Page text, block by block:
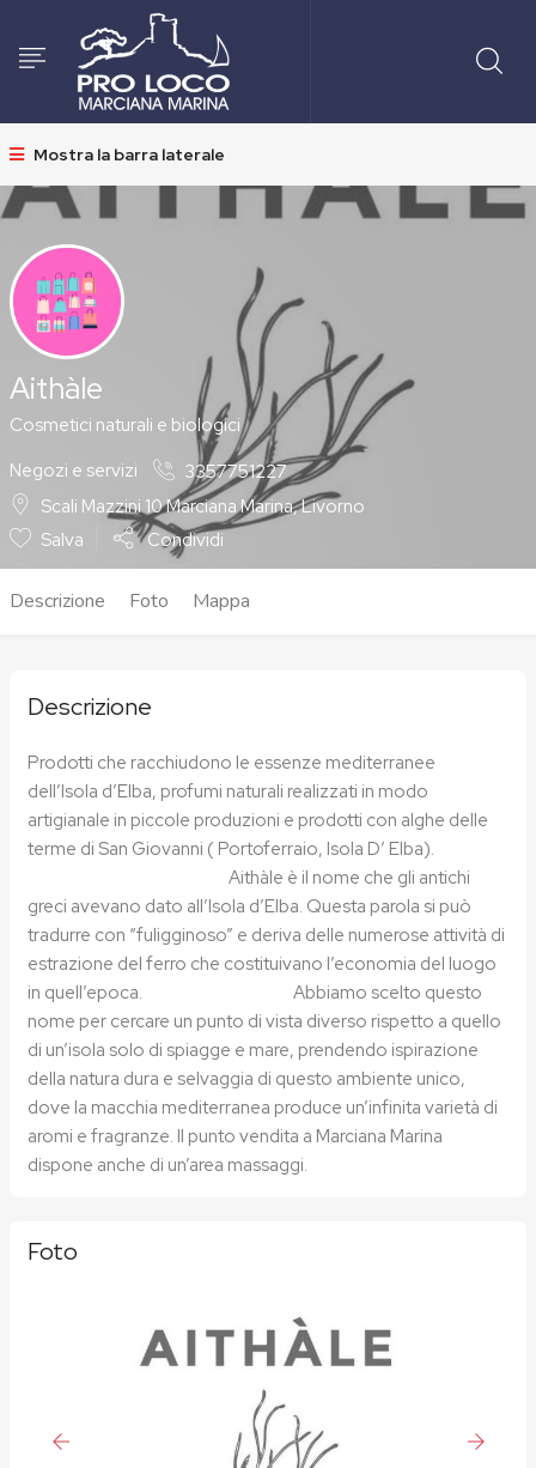
Mostra la barra laterale
Aithàle
Cosmetici naturali e biologici
Negozi e servizi
3357751227
Scali Mazzini 10 Marciana Marina, Livorno
Salva
Condividi
Descrizione Foto Mappa
Descrizione
Prodotti che racchiudono le essenze mediterranee
dell’Isola d’Elba, profumi naturali realizzati in modo
artigianale in piccole produzioni e prodotti con alghe delle
terme di San Giovanni ( Portoferraio, Isola D’ Elba).
Aithàle è il nome che gli antichi
greci avevano dato all’Isola d’Elba. Questa parola si può
tradurre con “fuligginoso” e deriva delle numerose attività di
estrazione del ferro che costituivano l’economia del luogo
in quell’epoca. Abbiamo scelto questo
nome per cercare un punto di vista diverso rispetto a quello
di un’isola solo di spiagge e mare, prendendo ispirazione
della natura dura e selvaggia di questo ambiente unico,
dove la macchia mediterranea produce un’infinita varietà di
aromi e fragranze. Il punto vendita a Marciana Marina
dispone anche di un’area massaggi.
Foto